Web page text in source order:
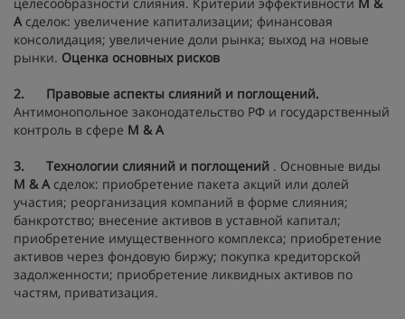
Aсделок: увеличение капитализации; финансовая
консолидация; увеличение доли рынка; выход на новые
рынки. Оценка основных рисков
2.
Правовые аспекты слияний и поглощений.
Антимонопольное законодательство РФ и государственный
контроль в сфере M & A
3. Технологии слияний и поглощений . Основные виды
M & Aсделок: приобретение пакета акций или долей
участия; реорганизация компаний в форме слияния;
банкротство; внесение активов в уставной капитал;
приобретение имущественного комплекса; приобретение
активов через фондовую биржу; покупка кредиторской
задолженности; приобретение ликвидных активов по
частям, приватизация.